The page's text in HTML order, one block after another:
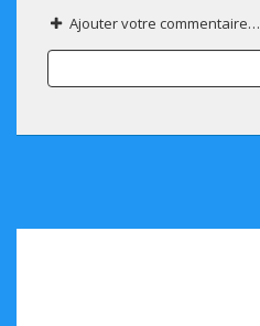
Ajouter votre commentaire…